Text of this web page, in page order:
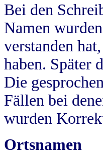
Bei den
Namen
verstanden
haben. Später
Die
Fällen bei
wurden
Ortsnamen